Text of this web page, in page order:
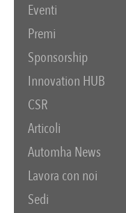
Eventi
Premi
Sponsorship
Innovation HUB
CSR
Articoli
Automha News
Lavora con noi
Sedi